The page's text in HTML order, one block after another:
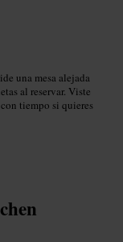
una mesa alejada
al reservar. Viste
tiempo si quieres